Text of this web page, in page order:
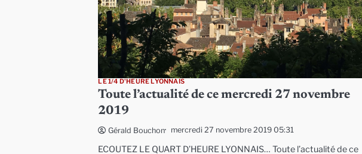
LE 1/4 D'HEURE LYONNAIS
Toute l’actualité de ce mercredi 27 novembre
2019
Gérald Bouchon mercredi 27 novembre 2019 05:31
ECOUTEZ LE QUART D’HEURE LYONNAIS… Toute l’actualité de ce